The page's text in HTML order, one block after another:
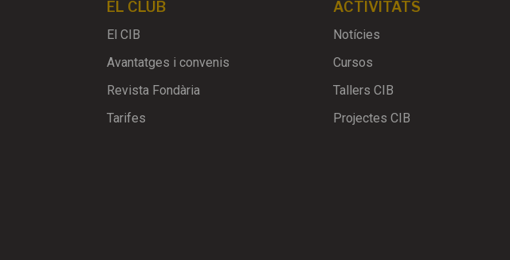
EL CLUB
El CIB
Avantatges i convenis
Revista Fondària
Tarifes
ACTIVITATS
Notícies
Cursos
Tallers CIB
Projectes CIB